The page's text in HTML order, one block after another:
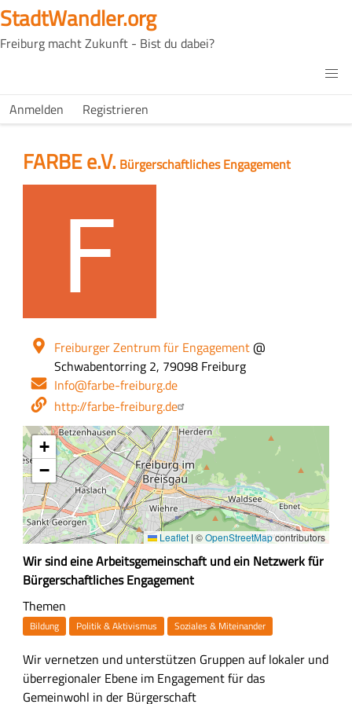
Direkt
zum
Inhalt
StadtWandler.org
Freiburg macht Zukunft - Bist du dabei?
Main
H4C
USER
Anmelden Registrieren
FARBE e.V. Slogan
Bürgerschaftliches Engagement
Ort
Freiburger Zentrum für Engagement@
Schwabentorring 2, 79098 Freiburg
E-
Mail-
Adresse
Info@farbe-freiburg.de
Webseite
http://farbe-freiburg.de
+
−
Leaflet | ©OpenStreetMapcontributors
Z
u
s
a
m
m
e
n
Wir sind eine Arbeitsgemeinschaft und ein Netzwerk für
Bürgerschaftliches Engagement
Themen
Bildung Politik & Aktivismus Soziales & Miteinander
A
u
s
Wir vernetzen und unterstützen Gruppen auf lokaler und
überregionaler Ebene im Engagement für das
Gemeinwohl in der Bürgerschaft